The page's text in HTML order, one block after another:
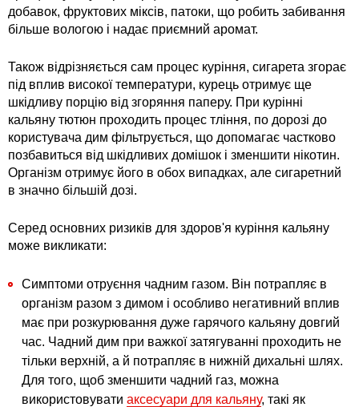
добавок, фруктових міксів, патоки, що робить забивання
більше вологою і надає приємний аромат.
Також відрізняється сам процес куріння, сигарета згорає
під вплив високої температури, курець отримує ще
шкідливу порцію від згоряння паперу. При курінні
кальяну тютюн проходить процес тління, по дорозі до
користувача дим фільтрується, що допомагає частково
позбавиться від шкідливих домішок і зменшити нікотин.
Організм отримує його в обох випадках, але сигаретний
в значно більшій дозі.
Серед основних ризиків для здоров'я куріння кальяну
може викликати:
Симптоми отруєння чадним газом. Він потрапляє в
організм разом з димом і особливо негативний вплив
має при розкурювання дуже гарячого кальяну довгий
час. Чадний дим при важкої затягуванні проходить не
тільки верхній, а й потрапляє в нижній дихальні шлях.
Для того, щоб зменшити чадний газ, можна
використовувати аксесуари для кальяну, такі як